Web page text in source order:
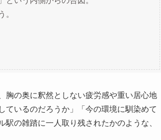
。
胸の奥に釈然としない疲労感や重い居心地
ているのだろうか」「今の環境に馴染めて
の雑踏に一人取り残されたかのような、